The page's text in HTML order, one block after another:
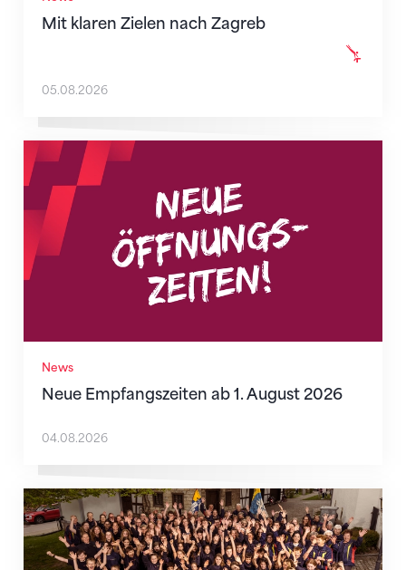
Mit klaren Zielen nach Zagreb
05.08.2026
News
Neue Empfangszeiten ab 1. August 2026
Neue Empfangszeiten ab 1. August 2026
04.08.2026
Wenn Mitmachen selbstverständlich ist